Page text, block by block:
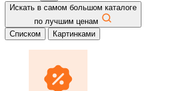
Искать в самом большом каталоге
по лучшим ценам
Списком
Картинками